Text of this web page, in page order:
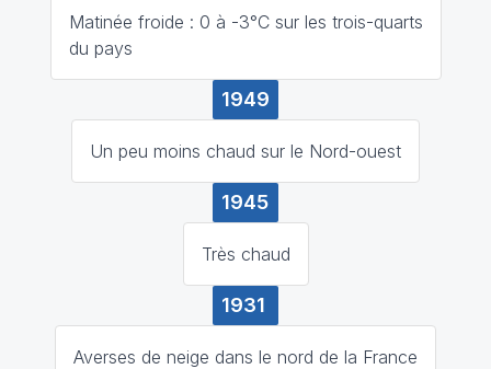
Matinée froide : 0 à -3°C sur les trois-quarts
du pays
1949
Un peu moins chaud sur le Nord-ouest
1945
Très chaud
1931
Averses de neige dans le nord de la France